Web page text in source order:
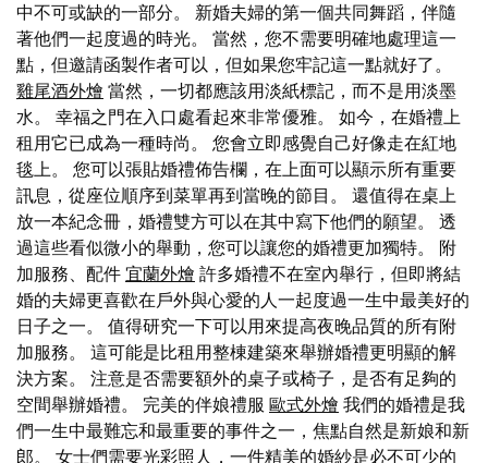
中不可或缺的一部分。 新婚夫婦的第一個共同舞蹈，伴隨
著他們一起度過的時光。 當然，您不需要明確地處理這一
點，但邀請函製作者可以，但如果您牢記這一點就好了。
雞尾酒外燴 當然，一切都應該用淡紙標記，而不是用淡墨
水。 幸福之門在入口處看起來非常優雅。 如今，在婚禮上
租用它已成為一種時尚。 您會立即感覺自己好像走在紅地
毯上。 您可以張貼婚禮佈告欄，在上面可以顯示所有重要
訊息，從座位順序到菜單再到當晚的節目。 還值得在桌上
放一本紀念冊，婚禮雙方可以在其中寫下他們的願望。 透
過這些看似微小的舉動，您可以讓您的婚禮更加獨特。 附
加服務、配件 宜蘭外燴 許多婚禮不在室內舉行，但即將結
婚的夫婦更喜歡在戶外與心愛的人一起度過一生中最美好的
日子之一。 值得研究一下可以用來提高夜晚品質的所有附
加服務。 這可能是比租用整棟建築來舉辦婚禮更明顯的解
決方案。 注意是否需要額外的桌子或椅子，是否有足夠的
空間舉辦婚禮。 完美的伴娘禮服 歐式外燴 我們的婚禮是我
們一生中最難忘和最重要的事件之一，焦點自然是新娘和新
郎。 女士們需要光彩照人，一件精美的婚紗是必不可少的